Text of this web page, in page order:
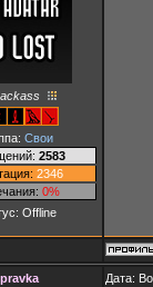
Свои
2583
2346
0%
Offline
Дата: